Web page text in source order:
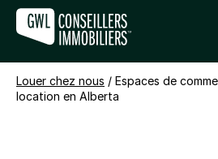
Louer chez nous / Espaces de
location en Alberta